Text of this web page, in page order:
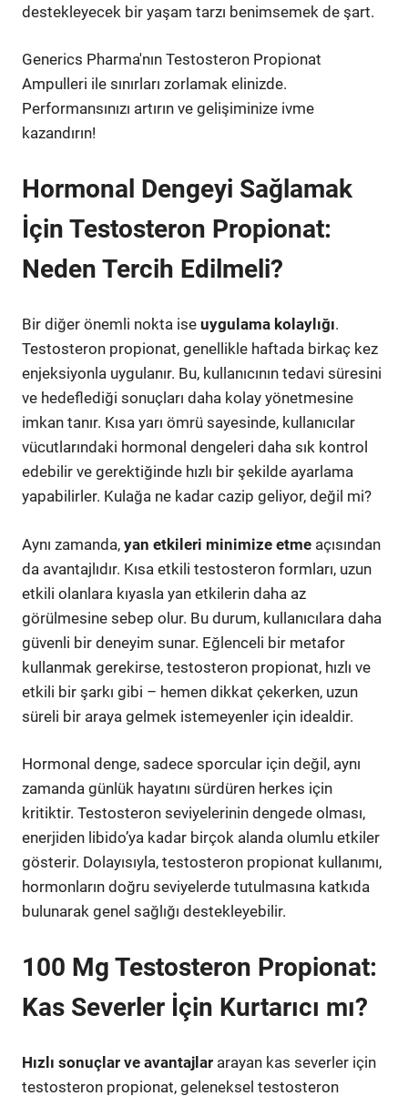
destekleyecek bir yaşam tarzı benimsemek de şart.
Generics Pharma'nın Testosteron Propionat
Ampulleri ile sınırları zorlamak elinizde.
Performansınızı artırın ve gelişiminize ivme
kazandırın!
Hormonal Dengeyi Sağlamak
İçin Testosteron Propionat:
Neden Tercih Edilmeli?
Bir diğer önemli nokta ise uygulama kolaylığı.
Testosteron propionat, genellikle haftada birkaç kez
enjeksiyonla uygulanır. Bu, kullanıcının tedavi süresini
ve hedeflediği sonuçları daha kolay yönetmesine
imkan tanır. Kısa yarı ömrü sayesinde, kullanıcılar
vücutlarındaki hormonal dengeleri daha sık kontrol
edebilir ve gerektiğinde hızlı bir şekilde ayarlama
yapabilirler. Kulağa ne kadar cazip geliyor, değil mi?
Aynı zamanda, yan etkileri minimize etme açısından
da avantajlıdır. Kısa etkili testosteron formları, uzun
etkili olanlara kıyasla yan etkilerin daha az
görülmesine sebep olur. Bu durum, kullanıcılara daha
güvenli bir deneyim sunar. Eğlenceli bir metafor
kullanmak gerekirse, testosteron propionat, hızlı ve
etkili bir şarkı gibi – hemen dikkat çekerken, uzun
süreli bir araya gelmek istemeyenler için idealdir.
Hormonal denge, sadece sporcular için değil, aynı
zamanda günlük hayatını sürdüren herkes için
kritiktir. Testosteron seviyelerinin dengede olması,
enerjiden libido’ya kadar birçok alanda olumlu etkiler
gösterir. Dolayısıyla, testosteron propionat kullanımı,
hormonların doğru seviyelerde tutulmasına katkıda
bulunarak genel sağlığı destekleyebilir.
100 Mg Testosteron Propionat:
Kas Severler İçin Kurtarıcı mı?
Hızlı sonuçlar ve avantajlar arayan kas severler için
testosteron propionat, geleneksel testosteron